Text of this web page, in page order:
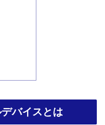
バイスとは